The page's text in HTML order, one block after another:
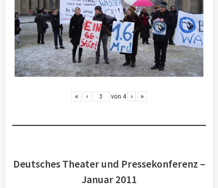
« ‹ von 4 › »
Deutsches Theater und Pressekonferenz –
Januar 2011